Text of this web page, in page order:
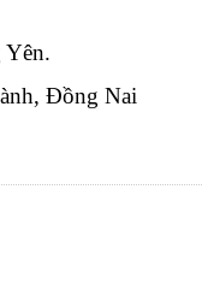
Yên.
Đồng Nai